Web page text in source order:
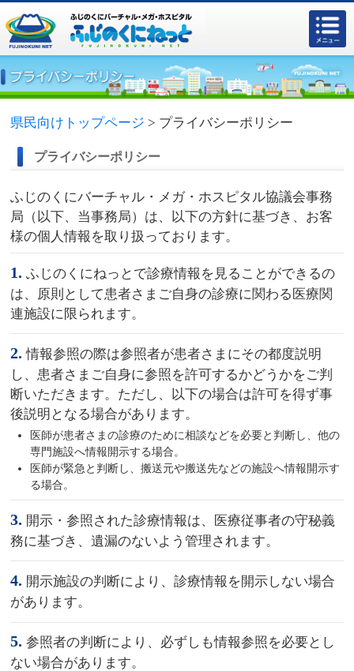
県民向けトップページ > プライバシーポリシー
プライバシーポリシー
ふじのくにバーチャル・メガ・ホスピタル協議会事務
局（以下、当事務局）は、以下の方針に基づき、お客
様の個人情報を取り扱っております。
1.ふじのくにねっとで診療情報を見ることができるの
は、原則として患者さまご自身の診療に関わる医療関
連施設に限られます。
2.情報参照の際は参照者が患者さまにその都度説明
し、患者さまご自身に参照を許可するかどうかをご判
断いただきます。ただし、以下の場合は許可を得ず事
後説明となる場合があります。
医師が患者さまの診療のために相談などを必要と判断し、他の
専門施設へ情報開示する場合。
医師が緊急と判断し、搬送元や搬送先などの施設へ情報開示す
る場合。
3. 開示・参照された診療情報は、医療従事者の守秘義
務に基づき、遺漏のないよう管理されます。
4. 開示施設の判断により、診療情報を開示しない場合
があります。
5.参照者の判断により、必ずしも情報参照を必要とし
ない場合があります。